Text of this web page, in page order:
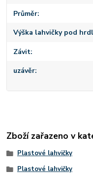
Průměr
Výška lahvičky pod
Závit
uzávěr
Zboží zařazeno v
Plastové lahvičky
Plastové lahvičky